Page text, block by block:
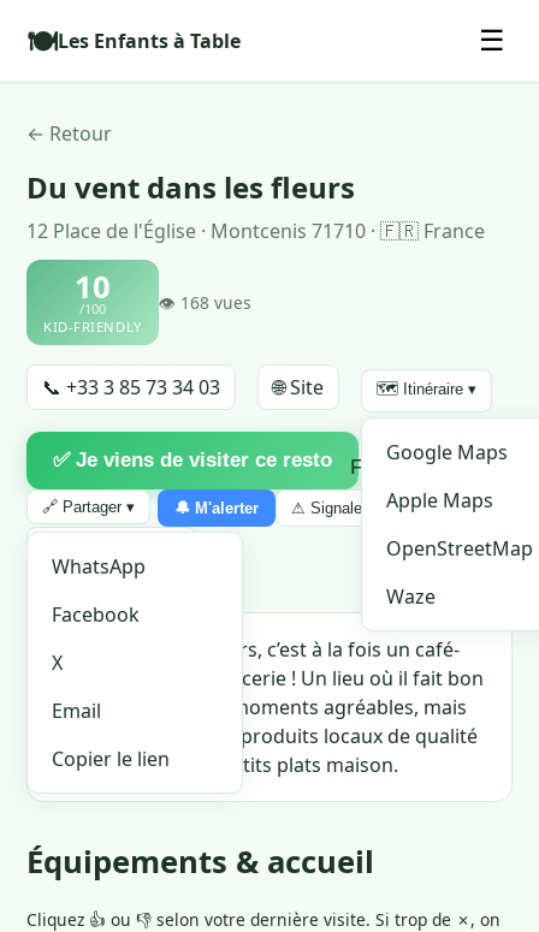
🍽️Les Enfants à Table ☰
← Retour
Du vent dans les fleurs
12 Place de l'Église · Montcenis 71710 · 🇫🇷 France
10
/100
KID-FRIENDLY
👁 168 vues
📞 +33 3 85 73 34 03 🌐 Site 🗺️ Itinéraire ▾
Google Maps
Apple Maps
OpenStreetMap
Waze
✅ Je viens de visiter ce resto
♡
Favori
🔗 Partager ▾
WhatsApp
Facebook
X
Email
Copier le lien
🔔 M'alerter
⚠ Signaler
Du vent dans les fleurs, c’est à la fois un café-
restaurant et une épicerie ! Un lieu où il fait bon
manger, passer des moments agréables, mais
aussi où trouver des produits locaux de qualité
pour préparer ses petits plats maison.
Équipements & accueil
Cliquez 👍 ou 👎 selon votre dernière visite. Si trop de ✗, on